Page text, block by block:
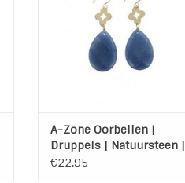
TOEVOEGEN AAN WINKELWAGEN
A-Zone Oorbellen |
Druppels | Natuursteen |
Steel | Blauw | Goud
€22,95